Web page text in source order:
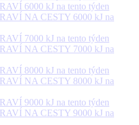
6000 kJ na tento týden
NA CESTY 6000 kJ na
7000 kJ na tento týden
NA CESTY 7000 kJ na
8000 kJ na tento týden
NA CESTY 8000 kJ na
9000 kJ na tento týden
NA CESTY 9000 kJ na